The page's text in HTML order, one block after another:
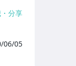
分享
06/05